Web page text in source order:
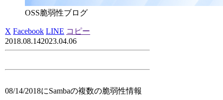
OSS脆弱性ブログ
X Facebook LINE コピー
2018.08.142023.04.06
08/14/2018にSambaの複数の脆弱性情報